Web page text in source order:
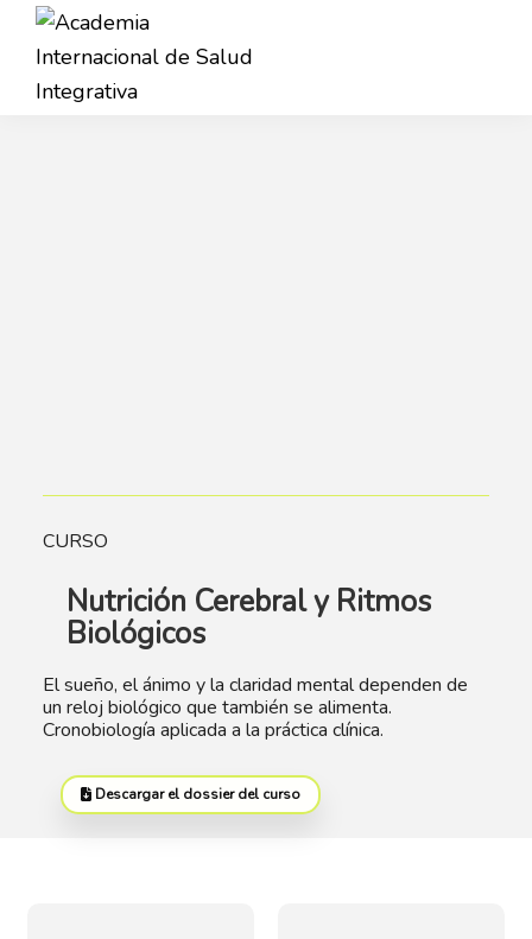
Saltar
Saltar
contenido
CURSO
Nutrición Cerebral y Ritmos
Biológicos
El sueño, el ánimo y la claridad mental dependen de
un reloj biológico que también se alimenta.
Cronobiología aplicada a la práctica clínica.
Descargar el dossier del curso